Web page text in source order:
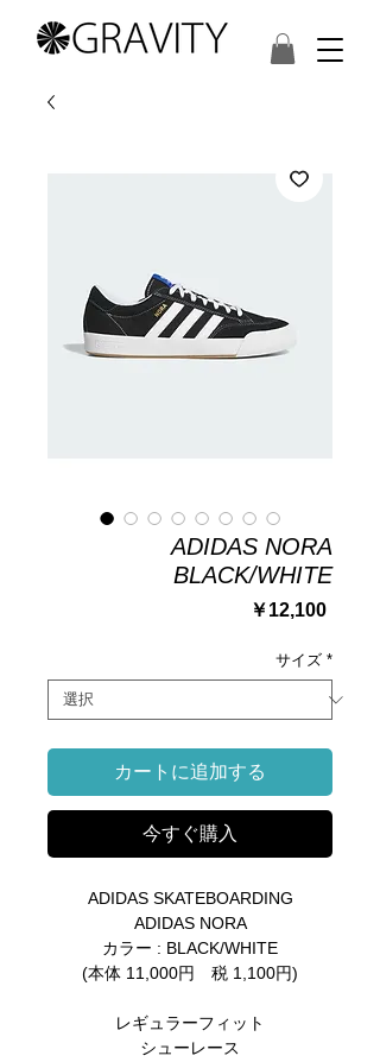
ADIDAS NORA
BLACK/WHITE
￥12,100価
サイズ *
カートに追加する
今すぐ購入
ADIDAS SKATEBOARDING
ADIDAS NORA
カラー : BLACK/WHITE
(本体 11,000円 税 1,100円)
レギュラーフィット
シューレース